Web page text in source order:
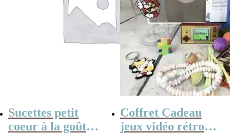
Sucettes petit
coeur à la goût
Coffret Cadeau
jeux vidéo rétro